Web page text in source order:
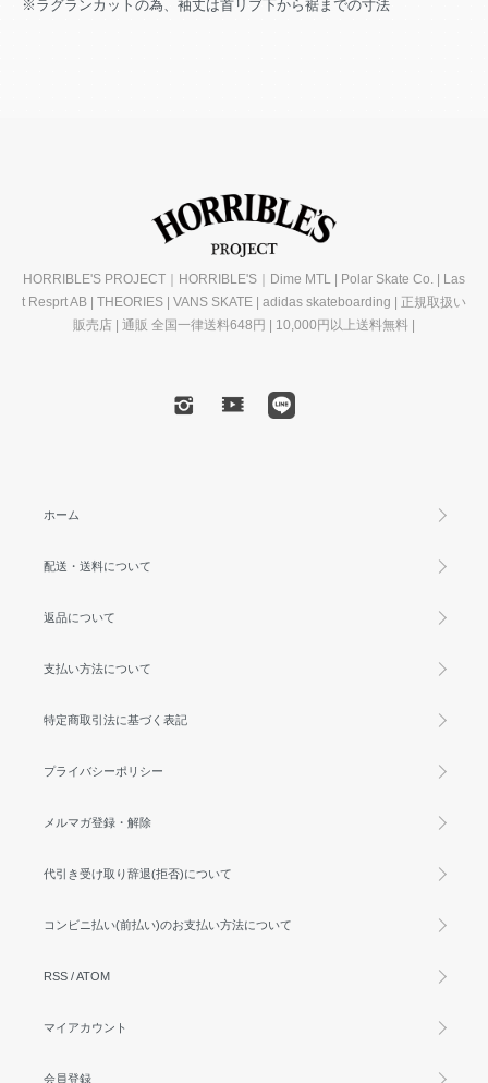
※ラグランカットの為、袖丈は首リブ下から裾までの寸法
HORRIBLE'S PROJECT｜HORRIBLE'S｜Dime MTL | Polar Skate Co. | Las
t Resprt AB | THEORIES | VANS SKATE | adidas skateboarding | 正規取扱い
販売店 | 通販 全国一律送料648円 | 10,000円以上送料無料 |
ホーム
配送・送料について
返品について
支払い方法について
特定商取引法に基づく表記
プライバシーポリシー
メルマガ登録・解除
代引き受け取り辞退(拒否)について
コンビニ払い(前払い)のお支払い方法について
RSS /ATOM
マイアカウント
会員登録